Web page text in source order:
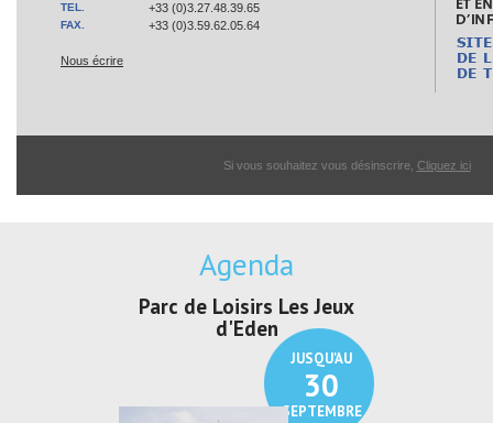
TEL. +33 (0)3.27.48.39.65
FAX. +33 (0)3.59.62.05.64
Nous écrire
Si vous souhaitez vous désinscrire, Cliquez ici
Agenda
SEPTEMBRE
Loisirs Les Jeux
JUSQU'AU
21
SEPTEMBRE
Exposition "Lucien Jonas -
Au pays du charbon ...